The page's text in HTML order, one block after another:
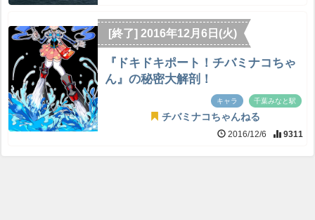
[終了] 2016年12月6日(火)
『ドキドキポート！チバミナコちゃ
ん』の秘密大解剖！
キャラ 千葉みなと駅
チバミナコちゃんねる
2016/12/6 9311